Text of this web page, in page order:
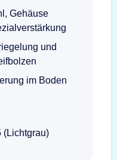
Gehäuse
und
im Boden
(Lichtgrau)